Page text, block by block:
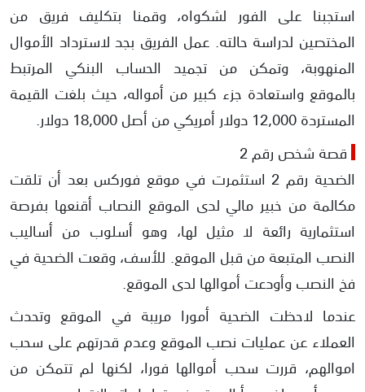
استجبنا على الفور لشكواه، وقمنا بتكليف فريق من
المختصين لدراسة حالته. عمل الفريق بجد لاسترداد الأموال
المنهوبة، وتمكن من تجميد الحساب البنكي المرتبط
بالموقع واستعادة جزء كبير من أمواله، حيث بلغت القيمة
المستردة 12,000 دولار أمريكي من أصل 18,000 دولار.
قصة شخص رقم 2
الضحية رقم 2 استثمرت في موقع فوركس بعد أن تلقت
مكالمة من خبير مالي لدى الموقع النصاب أقنعها بفرصة
استثمارية رائعة لا مثيل لها، وهو أسلوب من أساليب
النصب المتبعة من قبل الموقع. للأسف، وقعت الضحية في
فخ النصب وأودعت أموالها لدى الموقع.
عندما لاحظت الضحية أمورا مريبة في الموقع وتحدث
العملاء عن عمليات نصب الموقع وعدم قدرتهم على سحب
اموالهم، قررت سحب أموالها فورا، لكنها لم تتمكن من